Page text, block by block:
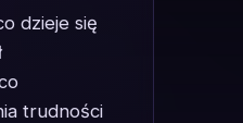
dzieje się
trudności